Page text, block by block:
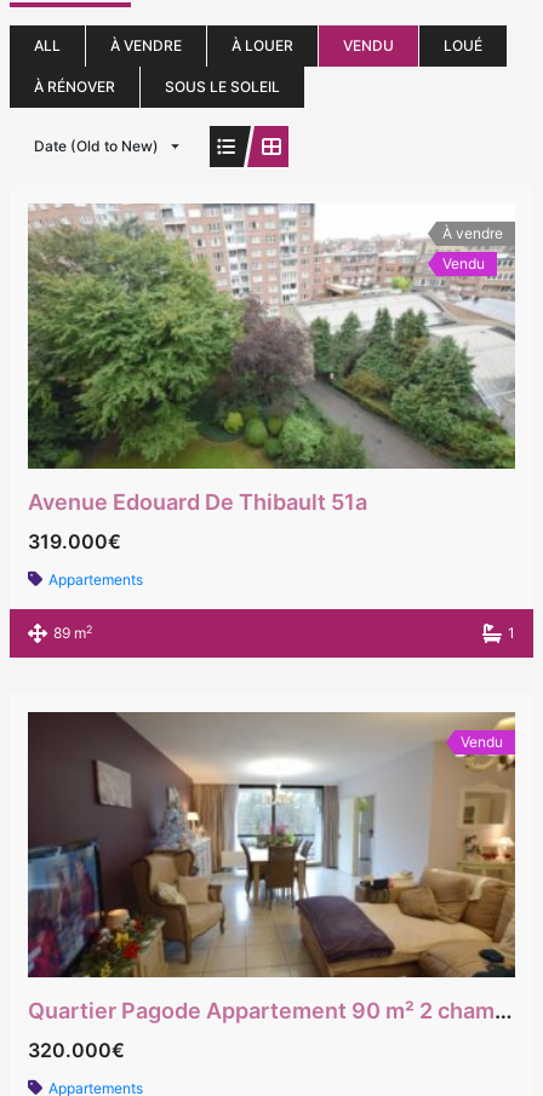
ALL À VENDRE À LOUER VENDU LOUÉ
À RÉNOVER SOUS LE SOLEIL
Date (Old to New)
À vendre
Vendu
Avenue Edouard De Thibault 51a
319.000€
Appartements
89 m2 1
Vendu
Quartier Pagode Appartement 90 m² 2 chambres avec Box Garage
320.000€
Appartements